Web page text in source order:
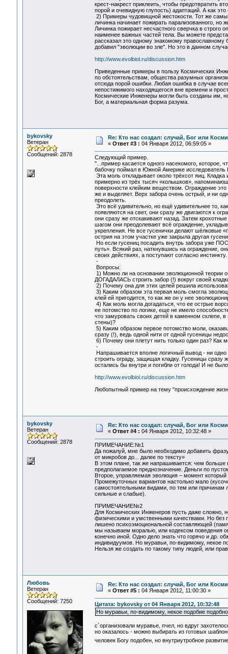
крест-накрест приклеить, чтобы предотвратить
порой и очевидную глупость) адаптаций. А как
2) Примеры чудовищной жестокости. Тот же
личинка начинает пожирать парализованного,
Личинка пожирает несчастного сверчка в строго
наименее важных частей тела. Вы можете
рассказал это одному знакомому
добавил "эволюции во зле". Но это в данном
http://www.evolbiol.ru/discussion.htm
Приведенные примеры в пользу Космических
по обстоятельствам, общества разумных
отсюда порой ошибки. Любая ошибка в случае
непостижимого находящегося вне времени и
Космические Инженеры могли быть созданы им,
Бог, а материальная форма разума.
bykovsky
Ветеран
Сообщений: 2878
Re: Кто нас создал: случай, Бог или
« Ответ #3 : 04 Января 2012, 06:59:05 »
Следующий пример.
"...пример касается одного насекомого, которое,
бабочку поймал в Южной Америке
Эта моль откладывает около трёхсот яиц. Кладка
примерно из трёх тысяч «колышков»,
поверхности клейким веществом. Ограждение
же и выделяет. Верх забора очень острый, и ни
преодолеть.
Это всё удивительно, но ещё удивительнее то,
появляются на свет, они сразу же двигаются к
они сразу же отскакивают назад. Затем
шагом они преодолевают всё ограждение,
укрепления. Не все гусенички делают шёлковые
острия на этом участке уже закрыла другая
Но если гусениц посадить внутрь забора уже
путь». Всякий раз, наткнувшись на ограждение,
своих действиях, а поступают согласно
-
Вопросы:
1) Можно ли на основании эволюционной теории
ДОГАДАЛАСЬ строить забор (!) вокруг своей
2) Почему она для этих целей решила
3) Каким образом эта первая моль смогла
клей ей пригодится, то как же он у нее
4) Как моль могла догадаться, что ее острые
ее потомство по логике, еще не имело
что замуровать своих детей в каменном склепе,
стены)?
5) Каким образом первое потомство моли,
сразу (!), ведь одной нити от одной гусеницы
6) Почему они плетут нить только один раз? Как
-
Напрашивается вполне логичный вывод - ни
строить ограду, защищая кладку. Гусеницы
остались бы внутри и погибли от голода! И не
http://www.evolbiol.ru/discussion.htm
Любопытный пример на тему "происхождение
bykovsky
Ветеран
Сообщений: 2878
Re: Кто нас создал: случай, Бог или
« Ответ #4 : 04 Января 2012, 10:32:48 »
ПРИМЕЧАНИЕ:№1
Да пожалуй, мне было необходимо добавить
от микробов до... далее по тексту»
В этом плане, так же напрашивается: чем больше
предполагаемое преднозначение. Деньги по
Второе, управляемая эволюция – момент который
Промежуточных вариантов настолько мало
самостоятельными видами, по тем или причинам
сильные и слабые).
ПРИМЕЧАНИЕ№2
Для Космических Инженеров пусть даже сложно,
физическими и умственными качествами. Но без
лишено психоэмоциональной составляющей
мы называем моралью, или кодексом поведения
конечно иной. Одно дело знать что горячо и др.
индивидуумов. Но муравьи, по-видимому, некое
Нельзя же создать по такому типу людей, или
Любовь
Ветеран
Сообщений: 7250
Re: Кто нас создал: случай, Бог или
« Ответ #5 : 04 Января 2012, 11:00:30 »
Цитата: bykovsky от 04 Января 2012, 10:32:48
Но муравьи, по-видимому, некое подобие
с`организовали муравье, пчел, но вдруг
но оказалось - можно выбирать из готовых
человек Богу подобен, но внутриутробное